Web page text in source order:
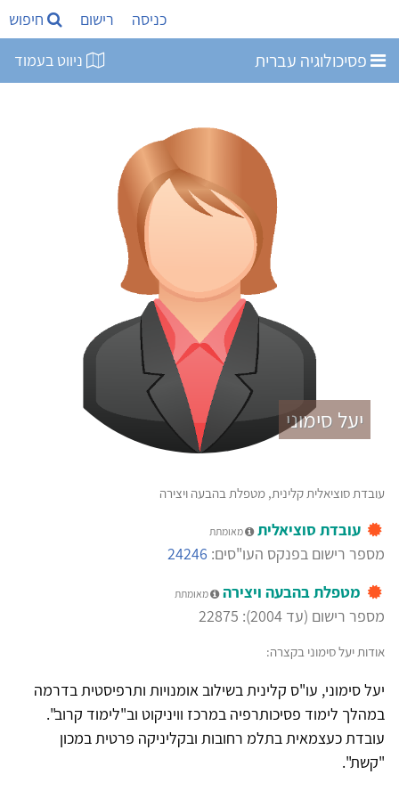
כניסה רישום חיפוש
פסיכולוגיה עברית ניווט בעמוד
יעל סימוני
עובדת סוציאלית קלינית, מטפלת בהבעה ויצירה
עובדת סוציאלית מאומתת
מספר רישום בפנקס העו"סים: 24246
מטפלת בהבעה ויצירה
מאומתת
מספר רישום (עד 2004): 22875
אודות יעל סימוני בקצרה:
יעל סימוני, עו"ס קלינית בשילוב אומנויות ותרפיסטית בדרמה
במהלך לימוד פסיכותרפיה במרכז וויניקוט וב"לימוד קרוב".
עובדת כעצמאית בתלמ רחובות ובקליניקה פרטית במכון
"קשת".